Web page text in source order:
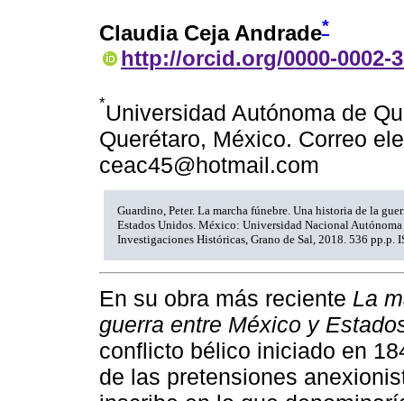
Claudia Ceja Andrade*
http://orcid.org/0000-0002-
*Universidad Autónoma de
Querétaro, México. Correo
ceac45@hotmail.com
Guardino, Peter. La marcha fúnebre. Una historia de la
Estados Unidos. México: Universidad Nacional
Investigaciones Históricas, Grano de Sal, 2018. 536 pp.p.
En su obra más reciente La
guerra entre México y
conflicto bélico iniciado en
de las pretensiones